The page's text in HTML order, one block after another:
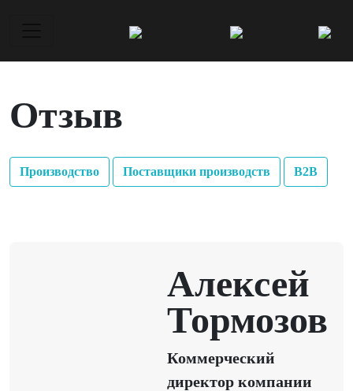
Отзыв
Производство Поставщики производств В2В
Алексей
Тормозов
Коммерческий
директор компании